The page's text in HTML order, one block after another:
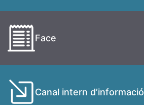
Face
Canal intern d’informació